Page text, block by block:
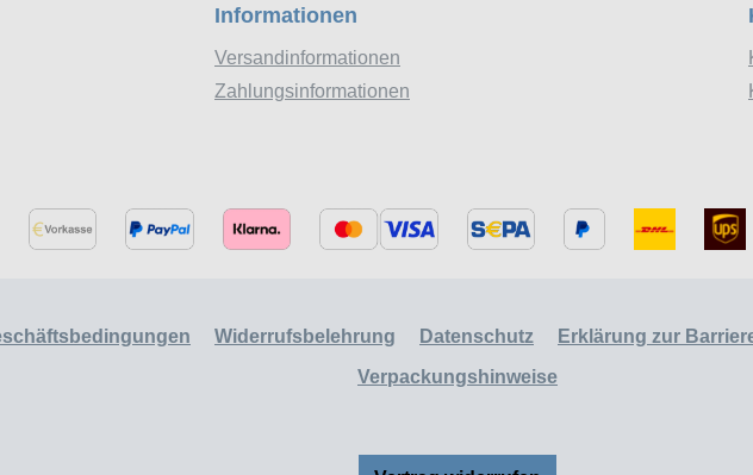
Informationen
Versandinformationen
Zahlungsinformationen
Widerrufsbelehrung Datenschutz Erklärung zur
Verpackungshinweise